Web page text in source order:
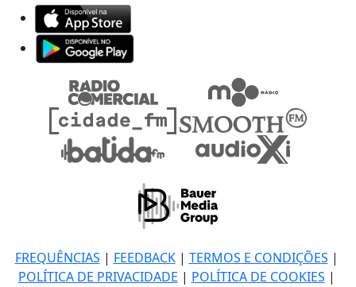
FREQUÊNCIAS | FEEDBACK| TERMOS E CONDIÇÕES |
POLÍTICA DE PRIVACIDADE | POLÍTICA DE COOKIES |